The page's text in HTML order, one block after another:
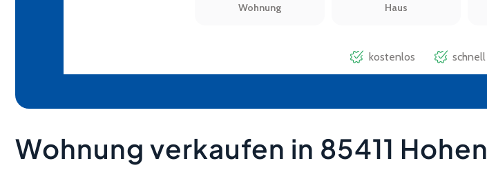
Wohnung verkaufen in 85411